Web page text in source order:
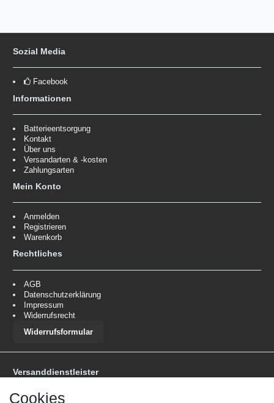
Sozial Media
Facebook
Informationen
Batterieentsorgung
Kontakt
Über uns
Versandarten & -kosten
Zahlungsarten
Mein Konto
Anmelden
Registrieren
Warenkorb
Rechtliches
AGB
Datenschutzerklärung
Impressum
Widerrufsrecht
Widerrufsformular
Versanddienstleister
Informationen
Cookies